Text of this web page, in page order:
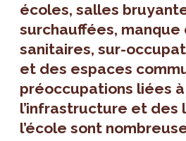
écoles, salles
surchauffées, manque
sanitaires, sur-
et des espaces
préoccupations liées
l’infrastructure et des
l’école sont